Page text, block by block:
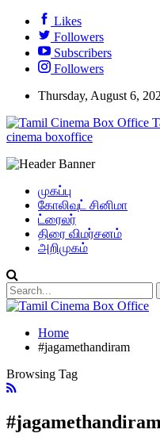
Likes
Followers
Subscribers
Followers
Thursday, August 6,
cinema boxoffice
முகப்பு
கோலிவுட் சினிமா
ட்ரைலர்
திரை விமர்சனம்
அறிமுகம்
Home
#jagamethandiram
Browsing Tag
#jagamethandiram